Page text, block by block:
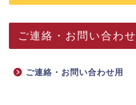
ご連絡・お問い合わせ
ご連絡・お問い合わせ用